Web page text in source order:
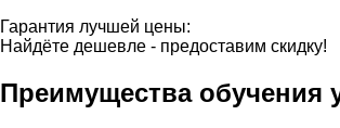
Гарантия лучшей цены:
Найдёте дешевле - предоставим скидку!
Преимущества обучения